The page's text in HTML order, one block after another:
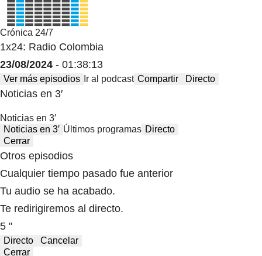
Crónica 24/7
1x24: Radio Colombia
23/08/2024 - 01:38:13
Ver más episodios Ir al podcast Compartir Directo
Noticias en 3′
Noticias en 3′
Noticias en 3′ Últimos programas Directo
Cerrar
Otros episodios
Cualquier tiempo pasado fue anterior
Tu audio se ha acabado.
Te redirigiremos al directo.
5 "
Directo
Cancelar
Cerrar